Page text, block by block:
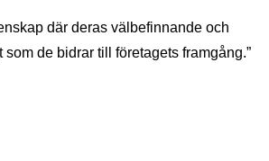
där deras välbefinnande och
de bidrar till företagets framgång.”